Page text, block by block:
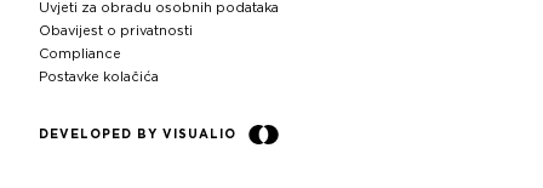
Uvjeti za obradu osobnih podataka
Obavijest o privatnosti
Compliance
Postavke kolačića
DEVELOPED BY VISUALIO